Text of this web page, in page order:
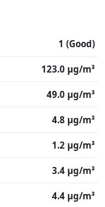
1 (Good)
123.0 μg/m³
49.0 μg/m³
4.8 μg/m³
1.2 μg/m³
3.4 μg/m³
4.4 μg/m³